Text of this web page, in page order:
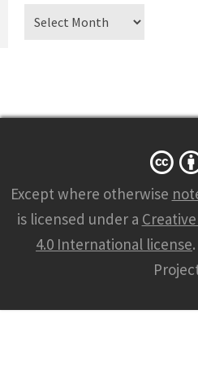
Archiv
Except where otherwise
is licensed under a
4.0 International license.